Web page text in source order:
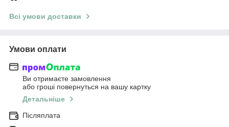
Всі умови доставки
Умови оплати
Ви отримаєте замовлення
або гроші повернуться на вашу картку
Детальніше
Післяплата